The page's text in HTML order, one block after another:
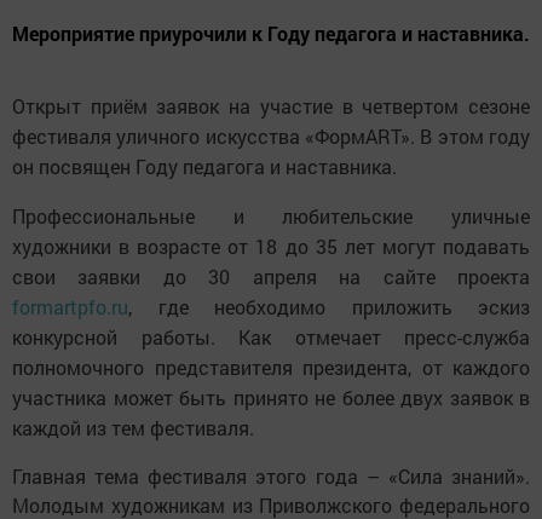
Мероприятие приурочили к Году педагога и наставника.
Открыт приём заявок на участие в четвертом сезоне
фестиваля уличного искусства «ФормART». В этом году
он посвящен Году педагога и наставника.
Профессиональные и любительские уличные
художники в возрасте от 18 до 35 лет могут подавать
свои заявки до 30 апреля на сайте проекта
formartpfo.ru, где необходимо приложить эскиз
конкурсной работы. Как отмечает пресс-служба
полномочного представителя президента, от каждого
участника может быть принято не более двух заявок в
каждой из тем фестиваля.
Главная тема фестиваля этого года – «Сила знаний».
Молодым художникам из Приволжского федерального